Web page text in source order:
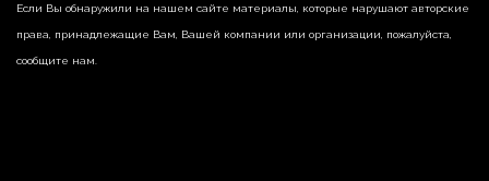
Если Вы обнаружили на нашем сайте материалы, которые нарушают авторские
права, принадлежащие Вам, Вашей компании или организации, пожалуйста,
сообщите нам.